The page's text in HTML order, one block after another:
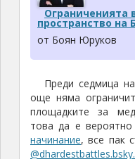
Ограниченията
пространство на
от Боян Юруков
Преди седмица
още няма
площадките за
това да е вероятно
начинание, все пак